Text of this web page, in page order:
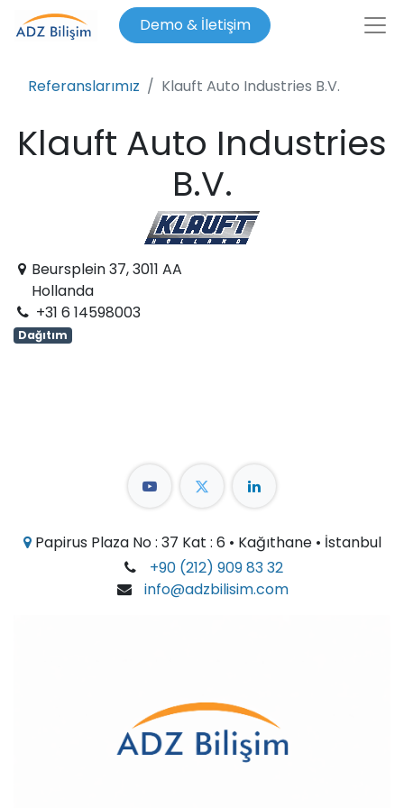
Demo & İletişim
Referanslarımız Klauft Auto Industries B.V.
Klauft Auto Industries
B.V.
Beursplein 37, 3011 AA
Hollanda
+31 6 14598003
Dağıtım
Papirus Plaza No : 37 Kat : 6 • Kağıthane • İstanbul
+90 (212) 909 83 32
info@adzbilisim.com